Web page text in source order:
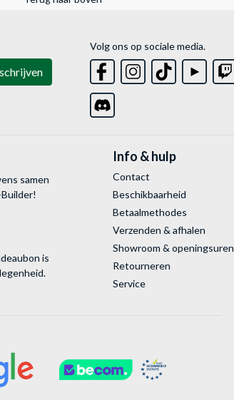
Volg ons op sociale media.
samen
Builder!
is
Info & hulp
Contact
Beschikbaarheid
Betaalmethodes
Verzenden & afhalen
Showroom & openingsuren
Retourneren
Service